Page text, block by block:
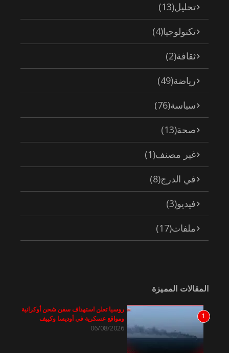
تحليل(13)
تكنولوجيا(4)
ثقافة(2)
رياضة(49)
سياسة(76)
صحة(13)
غير مصنف(1)
في الدرج(8)
فيديو(3)
ملفات(17)
المقالات المميزة
1
روسيا تعلن استهداف سفن شحن أوكرانية
ومواقع عسكرية في أوديسا وكييف
06/08/2026